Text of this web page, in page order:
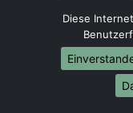
Umzug von
Umzug von
Griechenland
Umzug von
Diese